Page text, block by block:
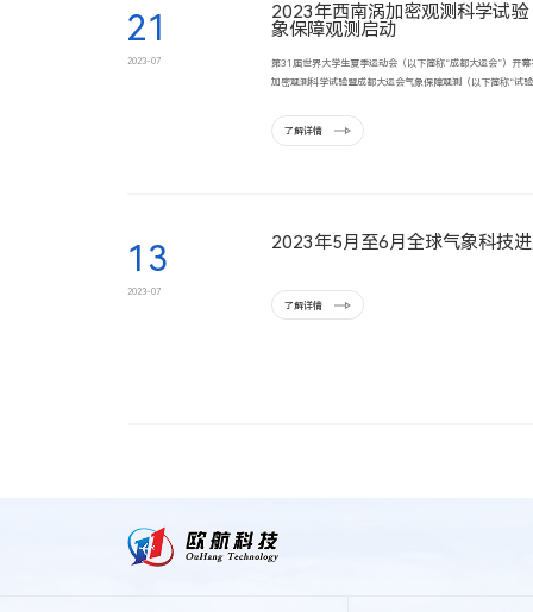
21
2023-07
2023年西南涡加密观测科学试
象保障观测启动
第31届世界大学生夏季运动会（以下简称“成都大运会”）开
加密观测科学试验暨成都大运会气象保障观测（以下简称“试
了解详情
13
2023-07
2023年5月至6月全球气象科技
了解详情